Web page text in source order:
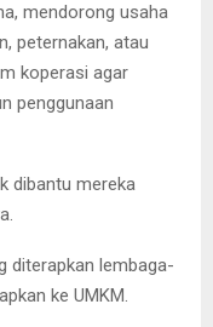
mendorong usaha
peternakan, atau
koperasi agar
penggunaan
dibantu mereka
diterapkan lembaga-
ke UMKM.